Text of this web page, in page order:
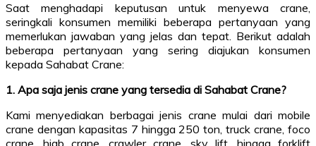
Saat menghadapi keputusan untuk menyewa crane,
seringkali konsumen memiliki beberapa pertanyaan yang
memerlukan jawaban yang jelas dan tepat. Berikut adalah
beberapa pertanyaan yang sering diajukan konsumen
kepada Sahabat Crane:
1. Apa saja jenis crane yang tersedia di Sahabat Crane?
Kami menyediakan berbagai jenis crane mulai dari mobile
crane dengan kapasitas 7 hingga 250 ton, truck crane, foco